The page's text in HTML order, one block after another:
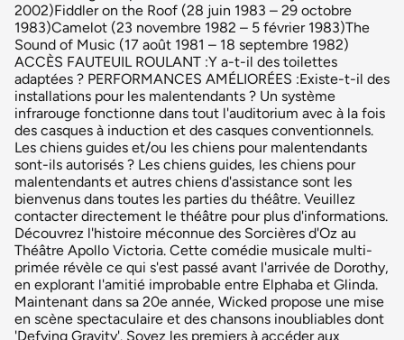
2002)Fiddler on the Roof (28 juin 1983 – 29 octobre
1983)Camelot (23 novembre 1982 – 5 février 1983)The
Sound of Music (17 août 1981 – 18 septembre 1982)
ACCÈS FAUTEUIL ROULANT :Y a-t-il des toilettes
adaptées ? PERFORMANCES AMÉLIORÉES :Existe-t-il des
installations pour les malentendants ? Un système
infrarouge fonctionne dans tout l'auditorium avec à la fois
des casques à induction et des casques conventionnels.
Les chiens guides et/ou les chiens pour malentendants
sont-ils autorisés ? Les chiens guides, les chiens pour
malentendants et autres chiens d'assistance sont les
bienvenus dans toutes les parties du théâtre. Veuillez
contacter directement le théâtre pour plus d'informations.
Découvrez l'histoire méconnue des Sorcières d'Oz au
Théâtre Apollo Victoria. Cette comédie musicale multi-
primée révèle ce qui s'est passé avant l'arrivée de Dorothy,
en explorant l'amitié improbable entre Elphaba et Glinda.
Maintenant dans sa 20e année, Wicked propose une mise
en scène spectaculaire et des chansons inoubliables dont
'Defying Gravity'. Soyez les premiers à accéder aux